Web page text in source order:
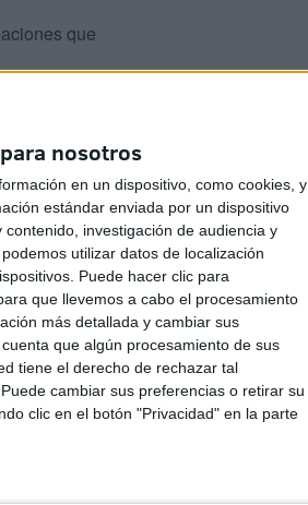
nosotros
en un dispositivo, como cookies, y
estándar enviada por un dispositivo
investigación de audiencia y
utilizar datos de localización
Puede hacer clic para
que llevemos a cabo el procesamiento
más detallada y cambiar sus
que algún procesamiento de sus
tiene el derecho de rechazar tal
cambiar sus preferencias o retirar su
clic en el botón "Privacidad" en la parte
que
los
la